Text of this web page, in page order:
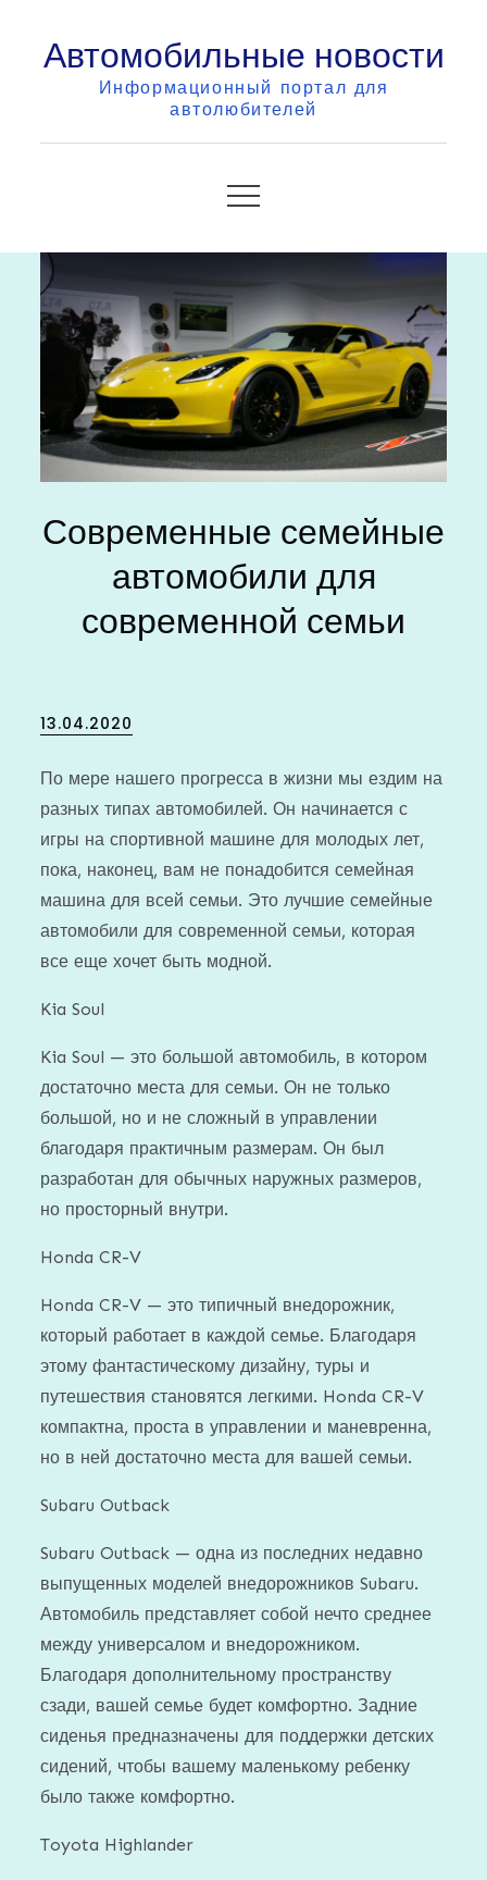
contentАвтомобильные новости
Информационный портал для
автолюбителей
Современные семейные
автомобили для
современной семьи
Posted
13.04.2020
По мере нашего прогресса в жизни мы ездим на
разных типах автомобилей. Он начинается с
игры на спортивной машине для молодых лет,
пока, наконец, вам не понадобится семейная
машина для всей семьи. Это лучшие семейные
автомобили для современной семьи, которая
все еще хочет быть модной.
Kia Soul
Kia Soul — это большой автомобиль, в котором
достаточно места для семьи. Он не только
большой, но и не сложный в управлении
благодаря практичным размерам. Он был
разработан для обычных наружных размеров,
но просторный внутри.
Honda CR-V
Honda CR-V — это типичный внедорожник,
который работает в каждой семье. Благодаря
этому фантастическому дизайну, туры и
путешествия становятся легкими. Honda CR-V
компактна, проста в управлении и маневренна,
но в ней достаточно места для вашей семьи.
Subaru Outback
Subaru Outback — одна из последних недавно
выпущенных моделей внедорожников Subaru.
Автомобиль представляет собой нечто среднее
между универсалом и внедорожником.
Благодаря дополнительному пространству
сзади, вашей семье будет комфортно. Задние
сиденья предназначены для поддержки детских
сидений, чтобы вашему маленькому ребенку
было также комфортно.
Toyota Highlander